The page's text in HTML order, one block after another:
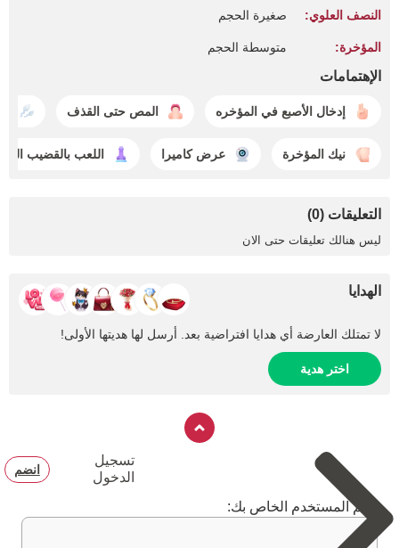
النصف العلوي: صغيرة الحجم
المؤخرة: متوسطة الحجم
الإهتمامات
إدخال الأصبع في المؤخره المص حتى القذف
نيك المؤخرة عرض كاميرا اللعب بالقضيب
التعليقات (0)
ليس هنالك تعليقات حتى الان
الهدايا
لا تمتلك العارضة أي هدايا افتراضية بعد. أرسل لها هديتها الأولى!
اختر هدية
تسجيل
الدخول
انضم
اسم المستخدم الخاص بك: